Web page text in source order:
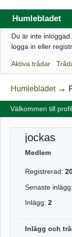
Humlebladet
Index
Regler
Sök
Registrera ett
Logga in
Du är inte inloggad.
logga in eller
Aktiva trådar
Humlebladet →
Välkommen till
jockas
Medlem
Registrerad:
Senaste
Inlägg:2
Inlägg och